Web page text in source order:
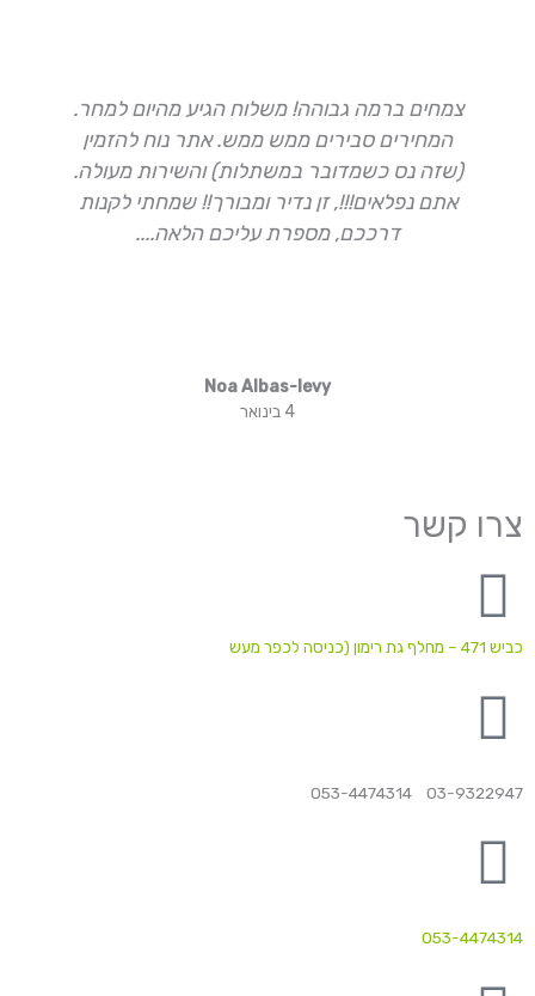
צמחים ברמה גבוהה! משלוח הגיע מהיום למחר.
המחירים סבירים ממש ממש. אתר נוח להזמין
(שזה נס כשמדובר במשתלות) והשירות מעולה.
אתם נפלאים!!!, זן נדיר ומבורך!! שמחתי לקנות
דרככם, מספרת עליכם הלאה....
Noa Albas-levy
4 בינואר
צרו קשר
כביש 471 – מחלף גת רימון (כניסה לכפר מעש
03-9322947 053-4474314
053-4474314